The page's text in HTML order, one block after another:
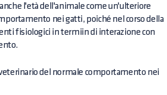
l'età dell'animale come un'ulteriore
nei gatti, poiché nel corso della
fisiologici in termiin di interazione con
veterinario del normale comportamento nei